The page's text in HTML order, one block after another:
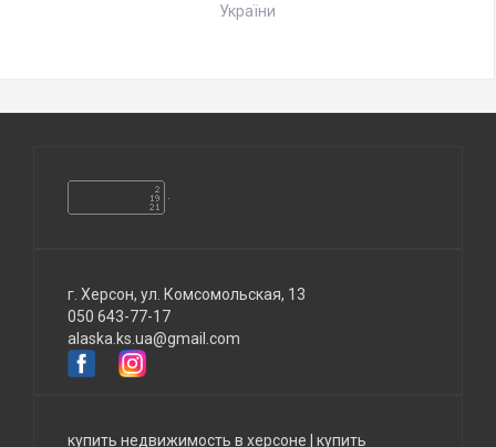
України
г. Херсон, ул. Комсомольская, 13
050 643-77-17
alaska.ks.ua@gmail.com
купить недвижимость в херсоне купить